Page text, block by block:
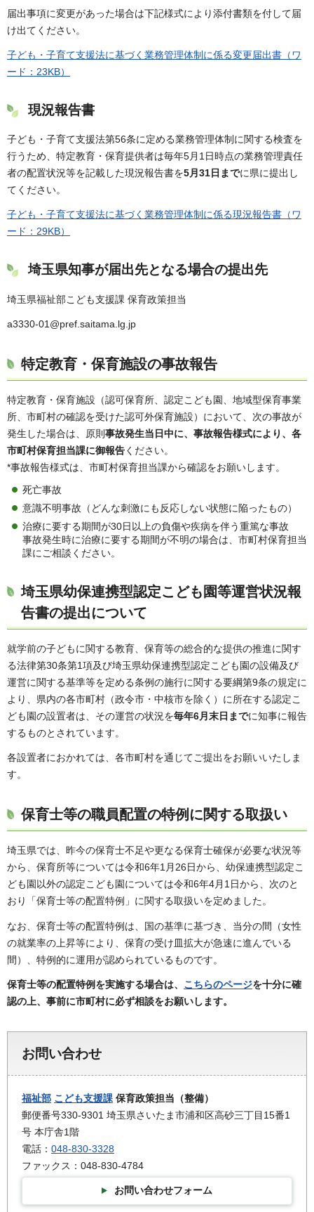
届出事項に変更があった場合は下記様式により添付書類を付して届
け出てください。
子ども・子育て支援法に基づく業務管理体制に係る変更届出書（ワ
ード：23KB）
現況報告書
子ども・子育て支援法第56条に定める業務管理体制に関する検査を
行うため、特定教育・保育提供者は毎年5月1日時点の業務管理責任
者の配置状況等を記載した現況報告書を5月31日までに県に提出し
てください。
子ども・子育て支援法に基づく業務管理体制に係る現況報告書（ワ
ード：29KB）
埼玉県知事が届出先となる場合の提出先
埼玉県福祉部こども支援課 保育政策担当
a3330-01@pref.saitama.lg.jp
特定教育・保育施設の事故報告
特定教育・保育施設（認可保育所、認定こども園、地域型保育事業
所、市町村の確認を受けた認可外保育施設）において、次の事故が
発生した場合は、原則 事故発生当日中に、事故報告様式により、各
市町村保育担当課に御報告ください。
*事故報告様式は、市町村保育担当課から確認をお願いします。
死亡事故
意識不明事故（どんな刺激にも反応しない状態に陥ったもの）
治療に要する期間が30日以上の負傷や疾病を伴う重篤な事故
事故発生時に治療に要する期間が不明の場合は、市町村保育担当
課にご相談ください。
埼玉県幼保連携型認定こども園等運営状況報
告書の提出について
就学前の子どもに関する教育、保育等の総合的な提供の推進に関す
る法律第30条第1項及び埼玉県幼保連携型認定こども園の設備及び
運営に関する基準等を定める条例の施行に関する要綱第9条の規定に
より、県内の各市町村（政令市・中核市を除く）に所在する認定こ
ども園の設置者は、その運営の状況を毎年6月末日までに知事に報告
するものとされています。
各設置者におかれては、各市町村を通じてご提出をお願いいたしま
す。
保育士等の職員配置の特例に関する取扱い
埼玉県では、昨今の保育士不足や更なる保育士確保が必要な状況等
から、保育所等については令和6年1月26日から、幼保連携型認定こ
ども園以外の認定こども園については令和6年4月1日から、次のと
おり「保育士等の配置特例」に関する取扱いを定めました。
なお、保育士等の配置特例は、国の基準に基づき、当分の間（女性
の就業率の上昇等により、保育の受け皿拡大が急速に進んでいる
間）、特例的に運用が認められているものです。
保育士等の配置特例を実施する場合は、 こちらのページを十分に確
認の上、事前に市町村に必ず相談をお願いします。
お問い合わせ
福祉部 こども支援課 保育政策担当（整備）
郵便番号330-9301 埼玉県さいたま市浦和区高砂三丁目15番1
号 本庁舎1階
電話： 048-830-3328
ファックス：048-830-4784
お問い合わせフォーム